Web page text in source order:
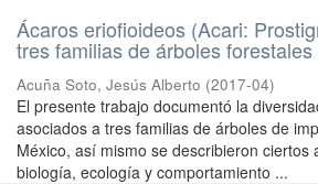
Ácaros eriofioideos (Acari:
tres familias de árboles
Acuña Soto, Jesús Alberto (2017-04)
El presente trabajo documentó la
asociados a tres familias de árboles de
México, así mismo se describieron ciertos
biología, ecología y comportamiento ...